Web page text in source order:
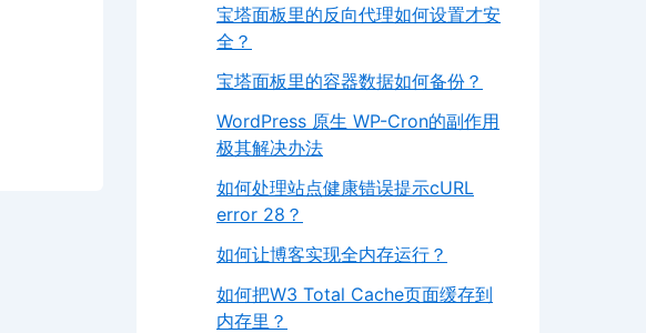
宝塔面板里的反向代理如何设置才安
全？
宝塔面板里的容器数据如何备份？
WordPress 原生 WP-Cron的副作用
极其解决办法
如何处理站点健康错误提示cURL
error 28？
如何让博客实现全内存运行？
如何把W3 Total Cache页面缓存到
内存里？